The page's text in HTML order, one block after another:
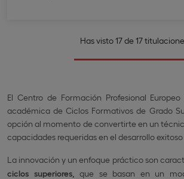
Has visto 17 de 17
El Centro de Formación Profesional
académica de Ciclos Formativos de Grado
opción al momento de convertirte en un
capacidades requeridas en el desarrollo
La innovación y un enfoque práctico son
ciclos superiores,
que se basan en un